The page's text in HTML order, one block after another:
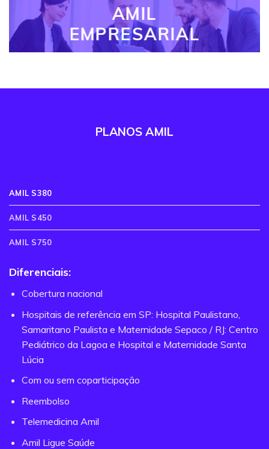
AMIL
EMPRESARIAL
PLANOS AMIL
AMIL S380
AMIL S450
AMIL S750
Diferenciais:
Cobertura nacional
Hospitais de referência em SP: Hospital Paulistano,
Samaritano Paulista e Maternidade Sepaco / RJ: Centro
Pediátrico da Lagoa e Hospital e Maternidade Santa
Lúcia
Com ou sem coparticipação
Reembolso
Telemedicina Amil
Amil Ligue Saúde